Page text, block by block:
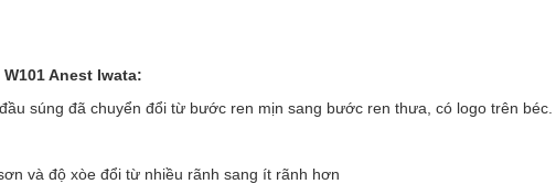
Anest Iwata:
súng đã chuyển đổi từ bước ren mịn sang bước ren thưa, có logo trên béc.
và độ xòe đổi từ nhiều rãnh sang ít rãnh hơn